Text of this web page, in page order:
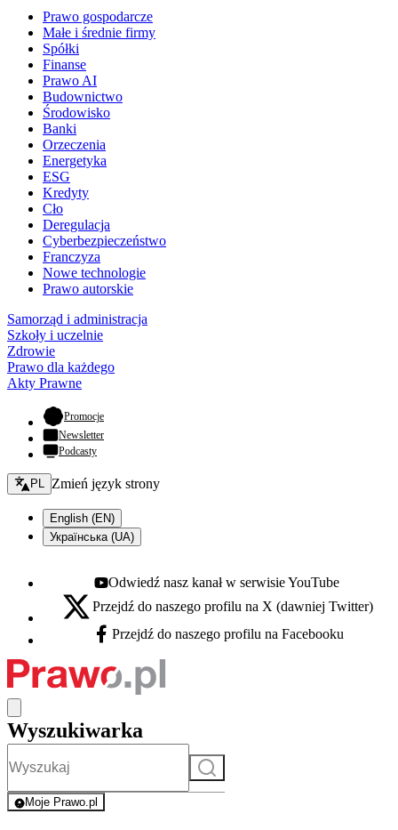
Prawo gospodarcze
Małe i średnie firmy
Spółki
Finanse
Prawo AI
Budownictwo
Środowisko
Banki
Orzeczenia
Energetyka
ESG
Kredyty
Cło
Deregulacja
Cyberbezpieczeństwo
Franczyza
Nowe technologie
Prawo autorskie
Samorząd i administracja
Szkoły i uczelnie
Zdrowie
Prawo dla każdego
Akty Prawne
Promocje- otwiera się w nowej karcie
Newsletter
Podcasty
Zmień język - bieżący:
PL Zmień język strony
English (EN)
Українська (UA)
Youtube - otwiera się w nowej karcie
Odwiedź nasz kanał w serwisie YouTube
X - otwiera się w nowej karcie
Przejdź do naszego profilu na X (dawniej Twitter)
Facebook - otwiera się w nowej karcie
Przejdź do naszego profilu na Facebooku
Wyszukiwarka
Szukaj
Moje Prawo.pl
- rejestracja i logowanie do serwisu